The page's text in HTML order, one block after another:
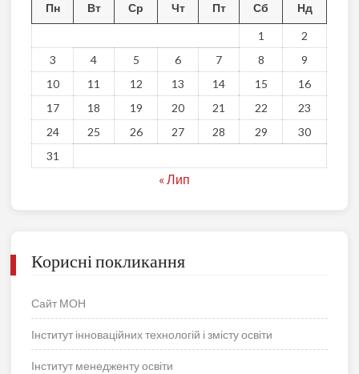
Пн Вт Ср Чт Пт Сб Нд
1
2
3
4 5 6 7 8
9
10
11 12 13 14 15
16
17
18 19 20 21 22
23
24
25 26 27 28 29
30
31
« Лип
Корисні покликання
Сайт МОН
Інститут інноваційних технологій і змісту освіти
Інститут менедженту освіти